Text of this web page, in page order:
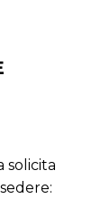
solicita